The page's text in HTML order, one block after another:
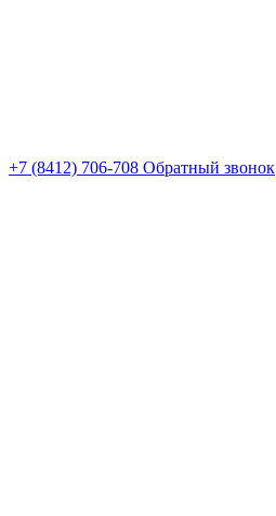
+7 (8412) 706-708 Обратный звонок